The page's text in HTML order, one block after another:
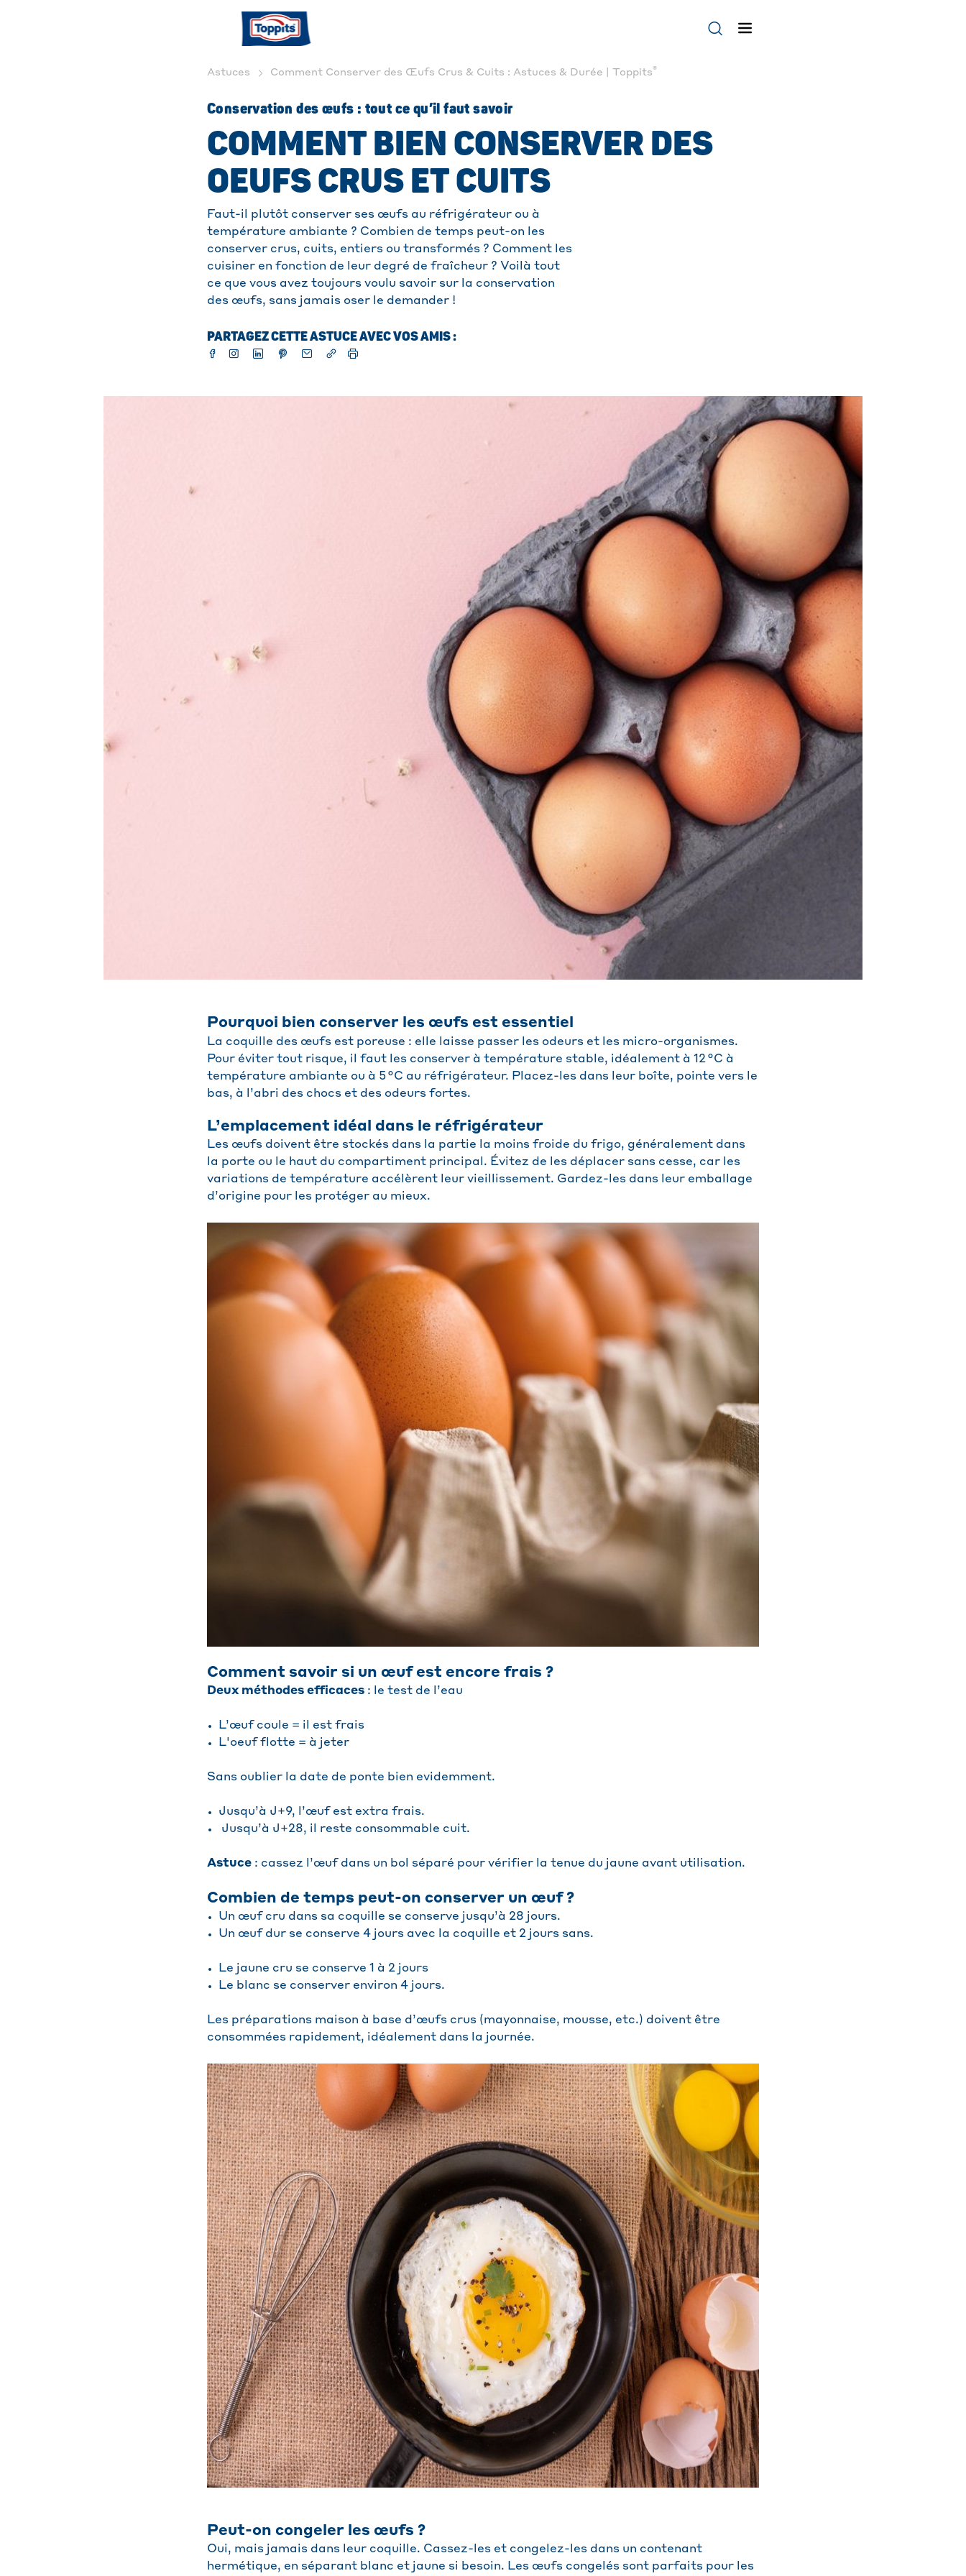
Astuces Comment Conserver des Œufs Crus & Cuits : Astuces & Durée | Toppits®
Conservation des œufs : tout ce qu’il faut savoir
COMMENT BIEN CONSERVER DES
OEUFS CRUS ET CUITS
Faut-il plutôt conserver ses œufs au réfrigérateur ou à
température ambiante ? Combien de temps peut-on les
conserver crus, cuits, entiers ou transformés ? Comment les
cuisiner en fonction de leur degré de fraîcheur ? Voilà tout
ce que vous avez toujours voulu savoir sur la conservation
des œufs, sans jamais oser le demander !
PARTAGEZ CETTE ASTUCE AVEC VOS AMIS :
Pourquoi bien conserver les œufs est essentiel
La coquille des œufs est poreuse : elle laisse passer les odeurs et les micro-organismes.
Pour éviter tout risque, il faut les conserver à température stable, idéalement à 12 °C à
température ambiante ou à 5 °C au réfrigérateur. Placez-les dans leur boîte, pointe vers le
bas, à l’abri des chocs et des odeurs fortes.
L’emplacement idéal dans le réfrigérateur
Les œufs doivent être stockés dans la partie la moins froide du frigo, généralement dans
la porte ou le haut du compartiment principal. Évitez de les déplacer sans cesse, car les
variations de température accélèrent leur vieillissement. Gardez-les dans leur emballage
d’origine pour les protéger au mieux.
Comment savoir si un œuf est encore frais ?
Deux méthodes efficaces : le test de l’eau
L’œuf coule = il est frais
L'oeuf flotte = à jeter
Sans oublier la date de ponte bien evidemment.
Jusqu’à J+9, l’œuf est extra frais.
Jusqu’à J+28, il reste consommable cuit.
Astuce : cassez l’œuf dans un bol séparé pour vérifier la tenue du jaune avant utilisation.
Combien de temps peut-on conserver un œuf ?
Un œuf cru dans sa coquille se conserve jusqu’à 28 jours.
Un œuf dur se conserve 4 jours avec la coquille et 2 jours sans.
Le jaune cru se conserve 1 à 2 jours
Le blanc se conserver environ 4 jours.
Les préparations maison à base d’œufs crus (mayonnaise, mousse, etc.) doivent être
consommées rapidement, idéalement dans la journée.
Peut-on congeler les œufs ?
Oui, mais jamais dans leur coquille. Cassez-les et congelez-les dans un contenant
hermétique, en séparant blanc et jaune si besoin. Les œufs congelés sont parfaits pour les